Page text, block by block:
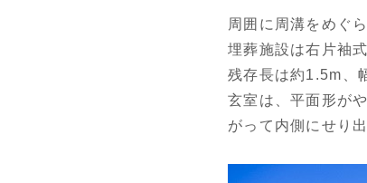
周囲に周溝をめぐ
埋葬施設は右片袖
残存長は約1.5m、
玄室は、平面形が
がって内側にせり